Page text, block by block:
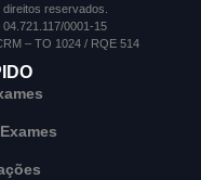
reservados.
0001-15
– TO 1024 / RQE 514